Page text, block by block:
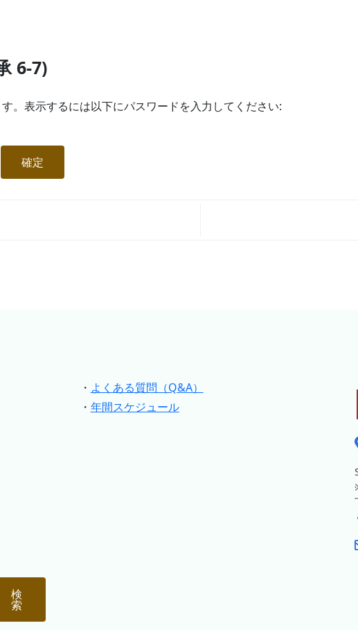
6-7)
。表示するには以下にパスワードを入力してください:
・ よくある質問（Q&A）
・ 年間スケジュール
検
索